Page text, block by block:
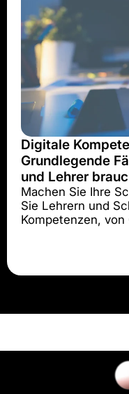
Digitale
Grundlegende
und Lehrer
Machen Sie Ihre
Sie Lehrern und
Kompetenzen,